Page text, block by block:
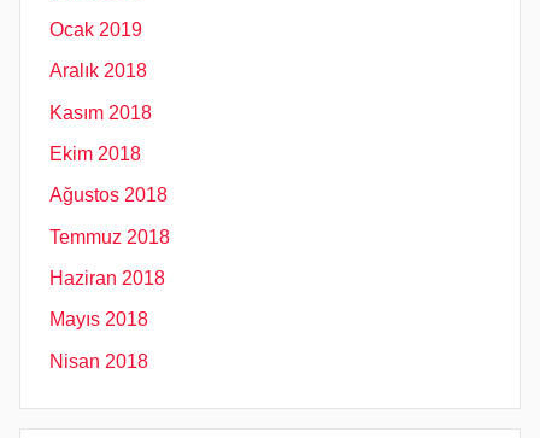
Ocak 2019
Aralık 2018
Kasım 2018
Ekim 2018
Ağustos 2018
Temmuz 2018
Haziran 2018
Mayıs 2018
Nisan 2018